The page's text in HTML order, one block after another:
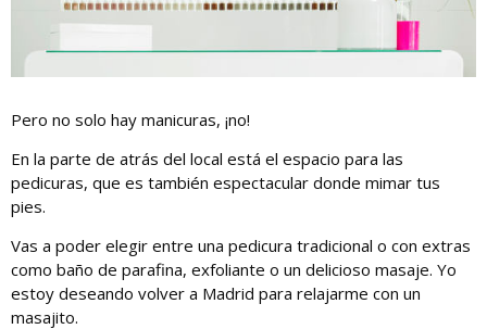
Pero no solo hay manicuras, ¡no!
En la parte de atrás del local está el espacio para las
pedicuras, que es también espectacular donde mimar tus
pies.
Vas a poder elegir entre una pedicura tradicional o con extras
como baño de parafina, exfoliante o un delicioso masaje. Yo
estoy deseando volver a Madrid para relajarme con un
masajito.